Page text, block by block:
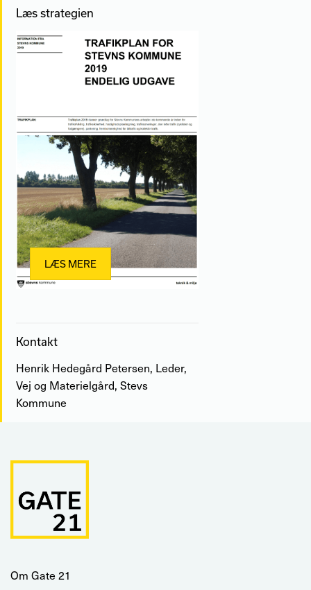
Læs strategien
LÆS MERE
Kontakt
Henrik Hedegård Petersen, Leder,
Vej og Materielgård, Stevs
Kommune
Om Gate 21